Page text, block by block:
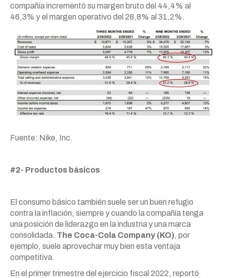
compañía incrementó su margen bruto del 44,4% al
46,3% y el margen operativo del 28,8% al 31,2%.
Fuente: Nike, Inc.
#2- Productos básicos
El consumo básico también suele ser un buen refugio
contra la inflación, siempre y cuando la compañía tenga
una posición de liderazgo en la industria y una marca
consolidada. The Coca-Cola Company (KO), por
ejemplo, suele aprovechar muy bien esta ventaja
competitiva.
En el primer trimestre del ejercicio fiscal 2022, reportó